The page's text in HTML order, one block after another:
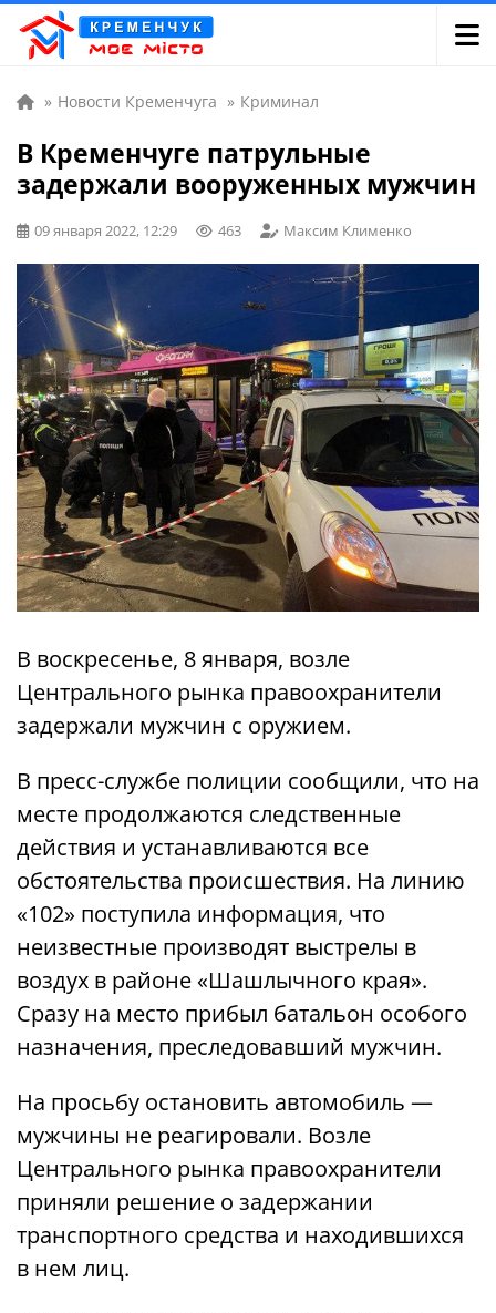
» Новости Кременчуга » Криминал
В Кременчуге патрульные
задержали вооруженных мужчин
09 января 2022, 12:29 463 Максим Клименко
В воскресенье, 8 января, возле
Центрального рынка правоохранители
задержали мужчин с оружием.
В пресс-службе полиции сообщили, что на
месте продолжаются следственные
действия и устанавливаются все
обстоятельства происшествия. На линию
«102» поступила информация, что
неизвестные производят выстрелы в
воздух в районе «Шашлычного края».
Сразу на место прибыл батальон особого
назначения, преследовавший мужчин.
На просьбу остановить автомобиль —
мужчины не реагировали. Возле
Центрального рынка правоохранители
приняли решение о задержании
транспортного средства и находившихся
в нем лиц.